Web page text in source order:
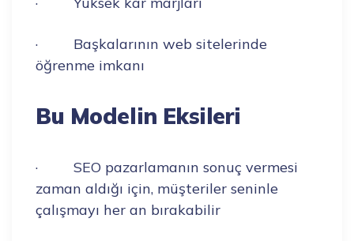
· Başkalarının web sitelerinde
öğrenme imkanı
Bu Modelin Eksileri
· SEO pazarlamanın sonuç vermesi
zaman aldığı için, müşteriler seninle
çalışmayı her an bırakabilir